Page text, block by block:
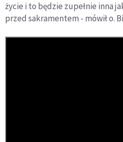
życie i to będzie zupełnie inna
przed sakramentem - mówił o.